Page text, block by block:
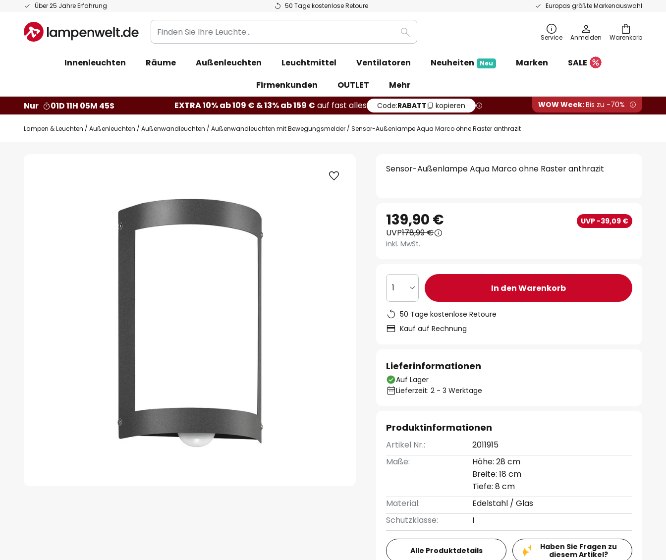
Über 25 Jahre Erfahrung 50 Tage kostenlose Retoure Europas größte Markenauswahl
Zum
springen
Warenkorb
Finden
Sie
Leuchte...
Suche Service Anmelden
Innenleuchten Räume Außenleuchten Leuchtmittel Ventilatoren Neuheiten Neu Marken
SALE
Firmenkunden
OUTLET
Mehr
Nur
01D 11H 05M 44S EXTRA 10% ab 109 € & 13% ab 159 € auf fast alles Code:RABATT kopieren WOW Week:Bis zu -70%
Lampen & Leuchten Außenleuchten Außenwandleuchten Außenwandleuchten mit Bewegungsmelder Sensor-Außenlampe Aqua Marco ohne Raster anthrazit
Sensor-Außenlampe Aqua Marco ohne Raster anthrazit
139,90 € UVP -39,09 €
UVP178,99 €
inkl. MwSt.
1 In den Warenkorb
50 Tage kostenlose Retoure
Kauf auf Rechnung
Lieferinformationen
Auf Lager
Lieferzeit: 2 - 3 Werktage
Produktinformationen
Artikel Nr.:
2011915
Maße:
Höhe: 28 cm
Breite: 18 cm
Tiefe: 8 cm
Material:
Edelstahl / Glas
Schutzklasse:
I
Alle Produktdetails
Haben Sie Fragen zu
diesem Artikel?